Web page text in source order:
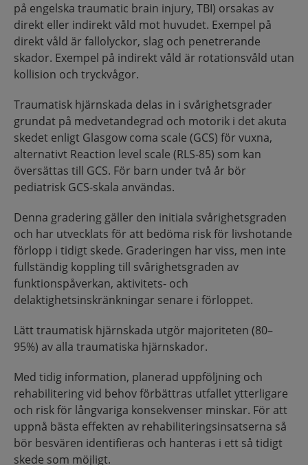
på engelska traumatic brain injury, TBI) orsakas av
direkt eller indirekt våld mot huvudet. Exempel på
direkt våld är fallolyckor, slag och penetrerande
skador. Exempel på indirekt våld är rotationsvåld utan
kollision och tryckvågor.
Traumatisk hjärnskada delas in i svårighetsgrader
grundat på medvetandegrad och motorik i det akuta
skedet enligt Glasgow coma scale (GCS) för vuxna,
alternativt Reaction level scale (RLS-85) som kan
översättas till GCS. För barn under två år bör
pediatrisk GCS-skala användas.
Denna gradering gäller den initiala svårighetsgraden
och har utvecklats för att bedöma risk för livshotande
förlopp i tidigt skede. Graderingen har viss, men inte
fullständig koppling till svårighetsgraden av
funktionspåverkan, aktivitets- och
delaktighetsinskränkningar senare i förloppet.
Lätt traumatisk hjärnskada utgör majoriteten (80–
95%) av alla traumatiska hjärnskador.
Med tidig information, planerad uppföljning och
rehabilitering vid behov förbättras utfallet ytterligare
och risk för långvariga konsekvenser minskar. För att
uppnå bästa effekten av rehabiliteringsinsatserna så
bör besvären identifieras och hanteras i ett så tidigt
skede som möjligt.